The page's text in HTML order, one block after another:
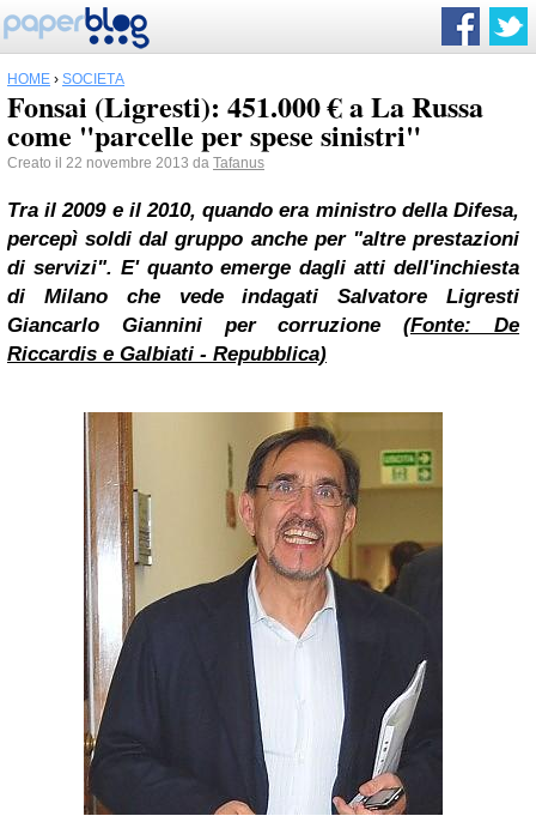
HOME › SOCIETÀ
Fonsai (Ligresti): 451.000 € a La Russa
come "parcelle per spese sinistri"
Creato il 22 novembre 2013 da Tafanus
Tra il 2009 e il 2010, quando era ministro della Difesa,
percepì soldi dal gruppo anche per "altre prestazioni
di servizi". E' quanto emerge dagli atti dell'inchiesta
di Milanoche vede indagati Salvatore Ligresti
Giancarlo Gianniniper corruzione(Fonte: De
Riccardis e Galbiati - Repubblica)